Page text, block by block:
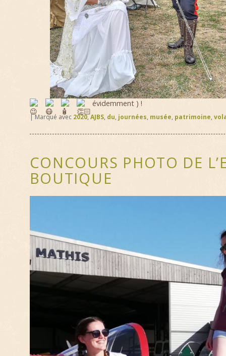
évidemment ) !
|Marqué avec 2020,AJBS, du, journées, musée, patrimoine,
CONCOURS PHOTO DE
BOUTIQUE